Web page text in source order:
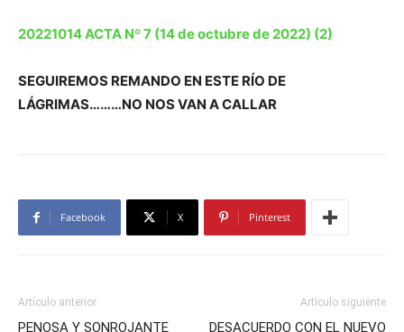
20221014 ACTA Nº 7 (14 de octubre de 2022) (2)
SEGUIREMOS REMANDO EN ESTE RÍO DE
LÁGRIMAS………NO NOS VAN A CALLAR
Facebook X Pinterest
Artículo anterior
PENOSA Y SONROJANTE
Artículo siguiente
DESACUERDO CON EL NUEVO